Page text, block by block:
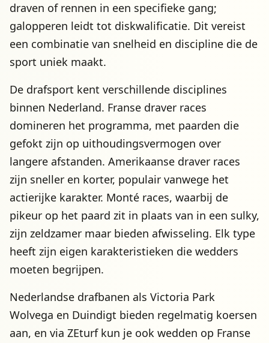
draven of rennen in een specifieke gang;
galopperen leidt tot diskwalificatie. Dit vereist
een combinatie van snelheid en discipline die de
sport uniek maakt.
De drafsport kent verschillende disciplines
binnen Nederland. Franse draver races
domineren het programma, met paarden die
gefokt zijn op uithoudingsvermogen over
langere afstanden. Amerikaanse draver races
zijn sneller en korter, populair vanwege het
actierijke karakter. Monté races, waarbij de
pikeur op het paard zit in plaats van in een sulky,
zijn zeldzamer maar bieden afwisseling. Elk type
heeft zijn eigen karakteristieken die wedders
moeten begrijpen.
Nederlandse drafbanen als Victoria Park
Wolvega en Duindigt bieden regelmatig koersen
aan, en via ZEturf kun je ook wedden op Franse